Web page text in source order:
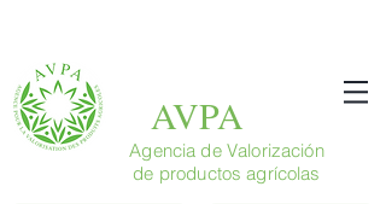
AVPA
Agencia de Valorización
de productos agrícolas